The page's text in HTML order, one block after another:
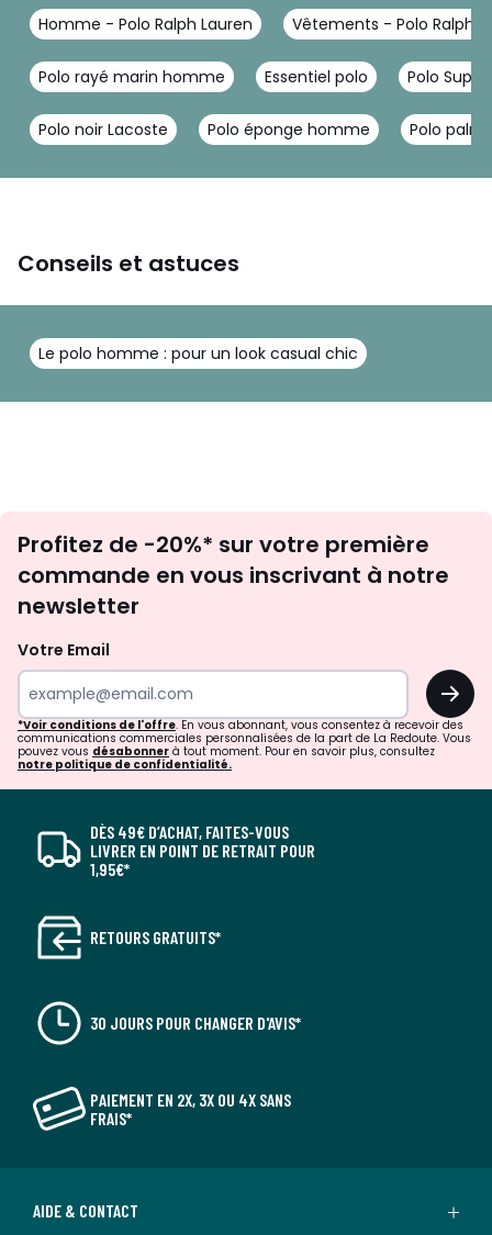
Homme - Polo Ralph Lauren Vêtements - Polo Ralph
Polo rayé marin homme Essentiel polo Polo
Polo noir Lacoste Polo éponge homme Polo
Conseils et astuces
Le polo homme : pour un look casual chic
newsletter
Profitez de -20%* sur votre première
commande en vous inscrivant à notre
newsletter
Votre Email
OK
*Voir conditions de l'offre. En vous abonnant, vous consentez à recevoir des
communications commerciales personnalisées de la part de La Redoute. Vous
pouvez vous désabonner à tout moment. Pour en savoir plus, consultez
notre politique de confidentialité.
DÈS 49€ D’ACHAT, FAITES-VOUS
LIVRER EN POINT DE RETRAIT POUR
1,95€*
RETOURS GRATUITS*
30 JOURS POUR CHANGER D'AVIS*
PAIEMENT EN 2X, 3X OU 4X SANS
FRAIS*
AIDE & CONTACT